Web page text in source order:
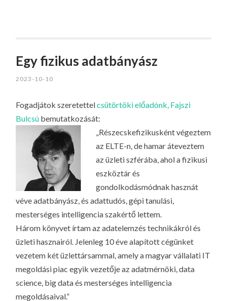
Egy fizikus adatbányász
2023-10-10
Fogadjátok szeretettelcsütörtöki előadónk, Fajszi
Bulcsú bemutatkozását:
„Részecskefizikusként végeztem
az ELTE-n, de hamar áteveztem
az üzleti szférába, ahol a fizikusi
eszköztár és
gondolkodásmódnak hasznát
véve adatbányász, és adattudós, gépi tanulási,
mesterséges intelligencia szakértő lettem.
Három könyvet írtam az adatelemzés technikákról és
üzleti hasznairól. Jelenleg 10 éve alapított cégünket
vezetem két üzlettársammal, amely a magyar vállalati IT
megoldási piac egyik vezetője az adatmérnöki, data
science, big data és mesterséges intelligencia
megoldásaival.”